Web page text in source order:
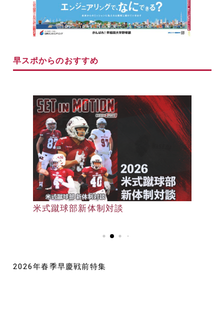
早スポからのおすすめ
早大野球部選手名鑑
米式蹴球部新体制対談
早大野球部選手名鑑
2026年春季早慶戦前特集